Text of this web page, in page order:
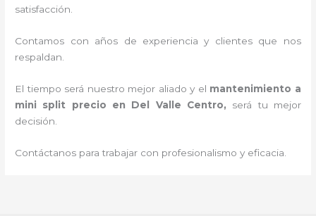
satisfacción.
Contamos con años de experiencia y clientes que nos
respaldan.
El tiempo será nuestro mejor aliado y el mantenimiento a
mini split precio en Del Valle Centro, será tu mejor
decisión.
Contáctanos para trabajar con profesionalismo y eficacia.